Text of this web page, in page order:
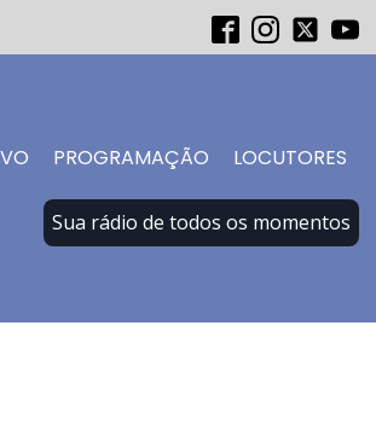
PROGRAMAÇÃO LOCUTORES
Sua rádio de todos os momentos